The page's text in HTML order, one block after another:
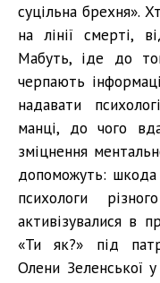
суцільна брехня».
на лінії смерті,
Мабуть, іде до
черпають
надавати
манці, до чого
зміцнення
допоможуть:
психологи
активізувалися в
«Ти як?» під
Олени Зеленської